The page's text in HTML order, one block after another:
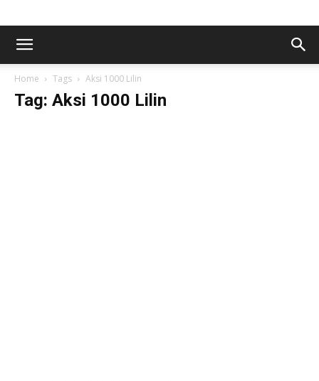
Home Tags Aksi 1000 Lilin
Tag: Aksi 1000 Lilin